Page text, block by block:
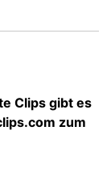
Clips gibt es
zum